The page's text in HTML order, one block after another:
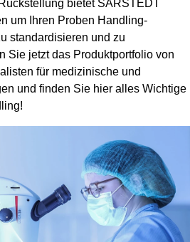
bietet SARSTEDT
um Ihren Proben Handling-
standardisieren und zu
Sie jetzt das Produktportfolio von
für medizinische und
und finden Sie hier alles Wichtige